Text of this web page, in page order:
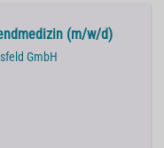
(m/w/d)
GmbH